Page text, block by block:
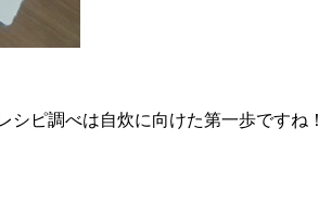
シピ調べは自炊に向けた第一歩ですね！